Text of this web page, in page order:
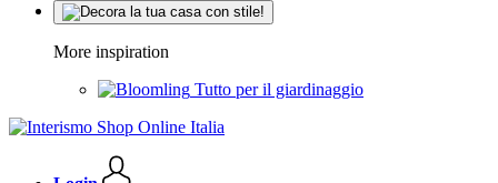
More inspiration
Tutto per il giardinaggio